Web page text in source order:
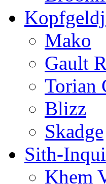
Mako
Gault
Torian
Blizz
Skadge
Sith-
Khem